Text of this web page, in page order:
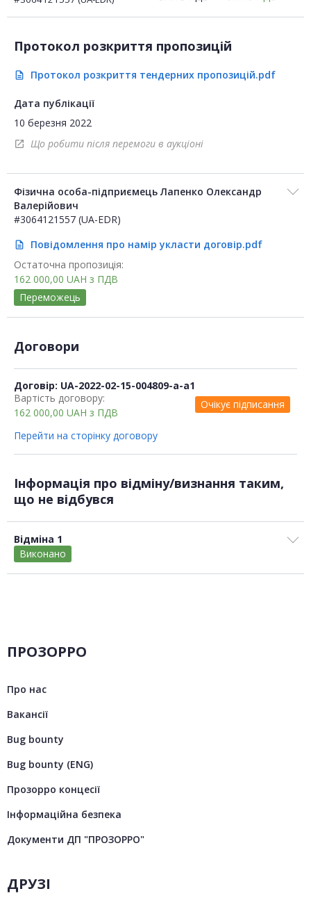
Протокол розкриття пропозицій
description Протокол розкриття тендерних пропозицій.pdf
Дата публікації
10 березня 2022
open_in_new Що робити після перемоги в аукціоні
Фізична особа-підприємець Лапенко Олександр
Валерійович
#3064121557 (UA-EDR)
description
Повідомлення про намір укласти договір.pdf
Остаточна пропозиція:
162 000,00 UAH з ПДВ
Переможець
Договори
Договір: UA-2022-02-15-004809-a-a1
Вартість договору:
162 000,00 UAH з ПДВ
Очікує підписання
Перейти на сторінку договору
Інформація про відміну/визнання таким,
що не відбувся
Відміна 1
Виконано
ПРОЗОРРО
Про нас
Вакансії
Bug bounty
Bug bounty (ENG)
Прозорро концесії
Інформаційна безпека
Документи ДП "ПРОЗОРРО"
ДРУЗІ